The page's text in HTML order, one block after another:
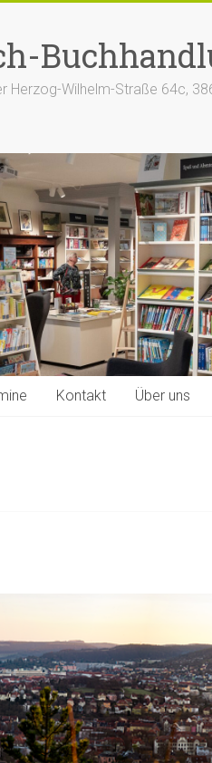
Herzog-Wilhelm-Straße 64c,
Kontakt Über uns